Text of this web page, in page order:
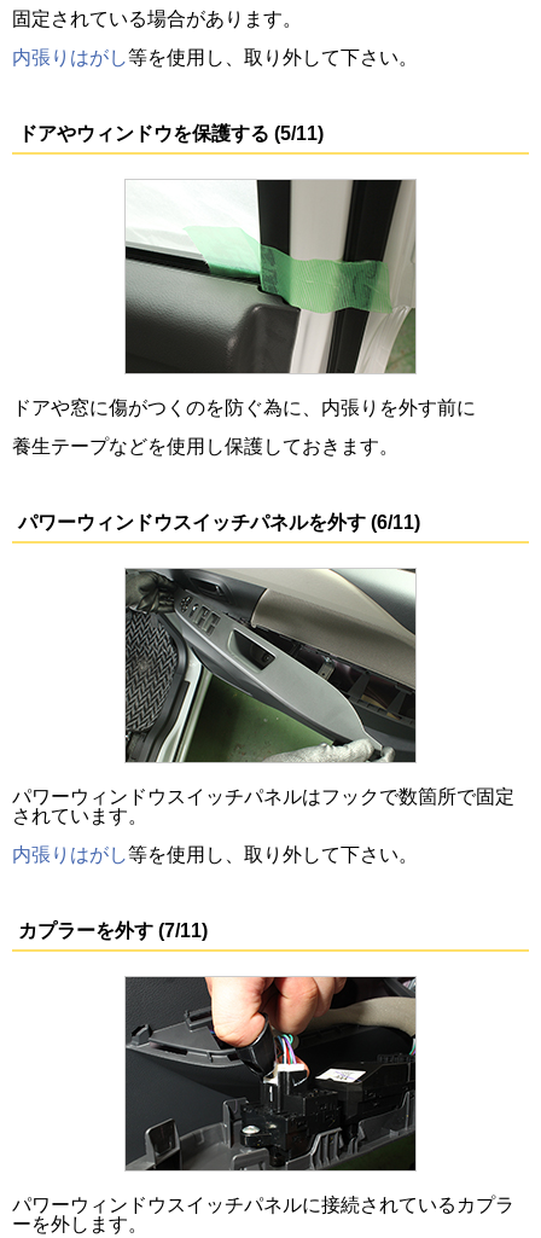
固定されている場合があります。
内張りはがし等を使用し、取り外して下さい。
ドアやウィンドウを保護する (5/11)
ドアや窓に傷がつくのを防ぐ為に、内張りを外す前に
養生テープなどを使用し保護しておきます。
パワーウィンドウスイッチパネルを外す (6/11)
パワーウィンドウスイッチパネルはフックで数箇所で固定
されています。
内張りはがし等を使用し、取り外して下さい。
カプラーを外す (7/11)
パワーウィンドウスイッチパネルに接続されているカプラ
ーを外します。